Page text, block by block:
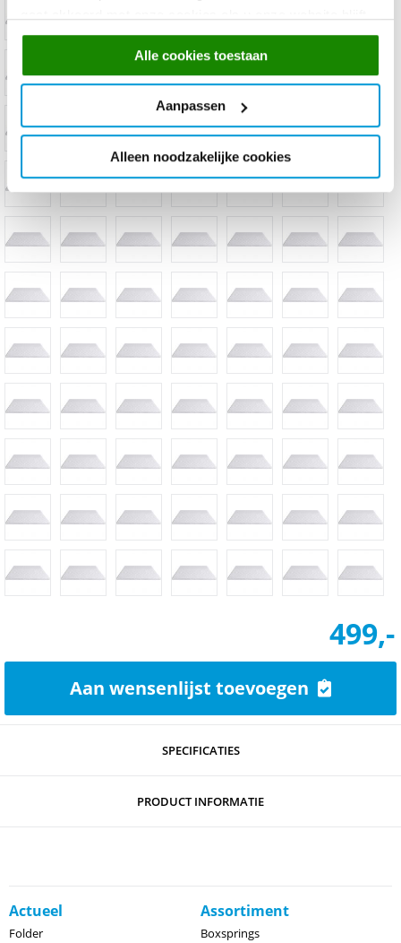
gebruiken.
Alle cookies toestaan
Aanpassen
Alleen noodzakelijke cookies
499,-
Aan wensenlijst toevoegen
SPECIFICATIES
PRODUCT INFORMATIE
Actueel
Folder
Assortiment
Boxsprings